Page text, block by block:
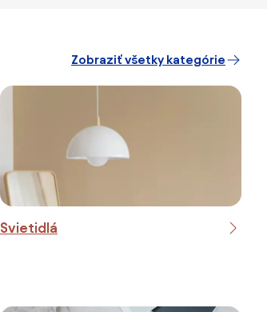
Zobraziť všetky kategórie
Svietidlá